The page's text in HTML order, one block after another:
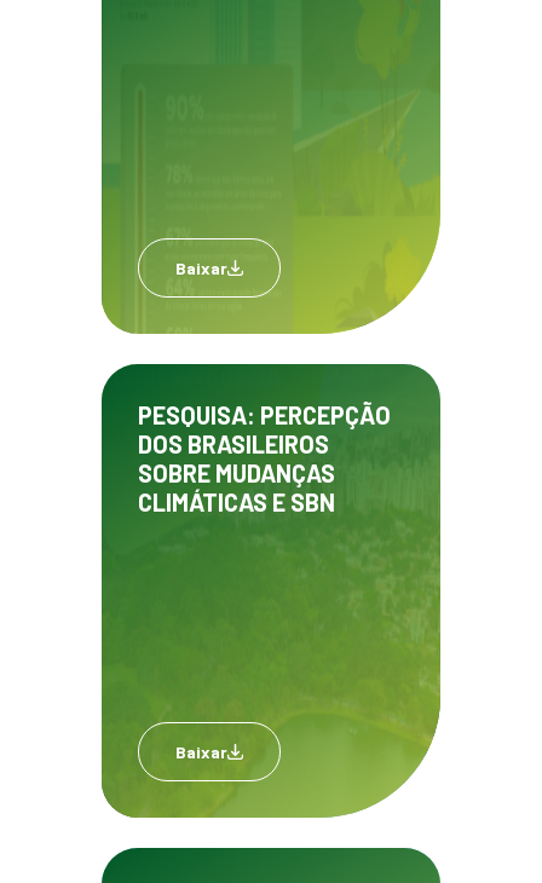
Baixar
PESQUISA: PERCEPÇÃO
DOS BRASILEIROS
SOBRE MUDANÇAS
CLIMÁTICAS E SBN
Baixar